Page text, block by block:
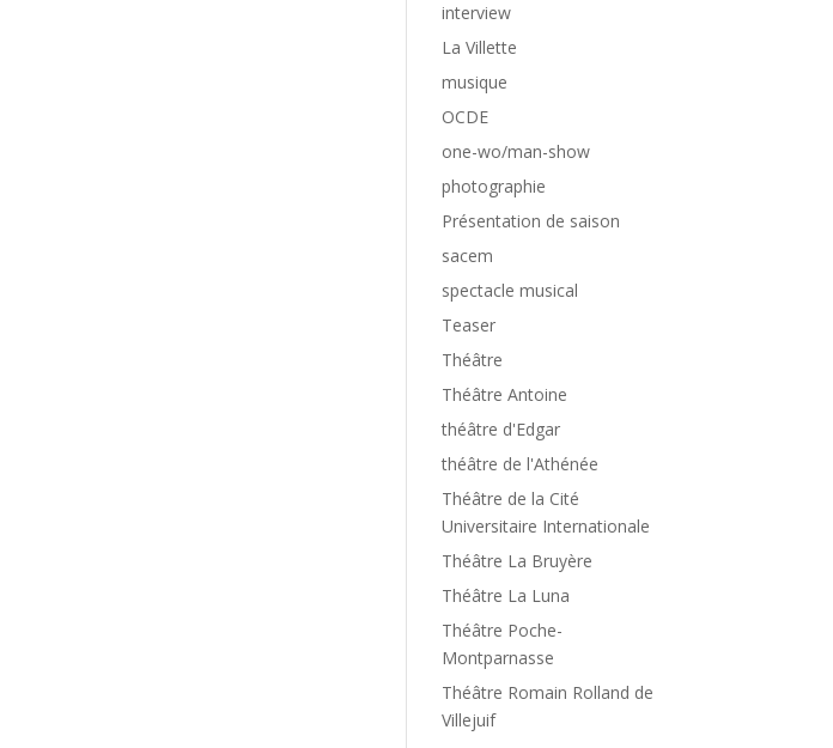
interview
La Villette
musique
OCDE
one-wo/man-show
photographie
Présentation de saison
sacem
spectacle musical
Teaser
Théâtre
Théâtre Antoine
théâtre d'Edgar
théâtre de l'Athénée
Théâtre de la Cité
Universitaire Internationale
Théâtre La Bruyère
Théâtre La Luna
Théâtre Poche-
Montparnasse
Théâtre Romain Rolland de
Villejuif